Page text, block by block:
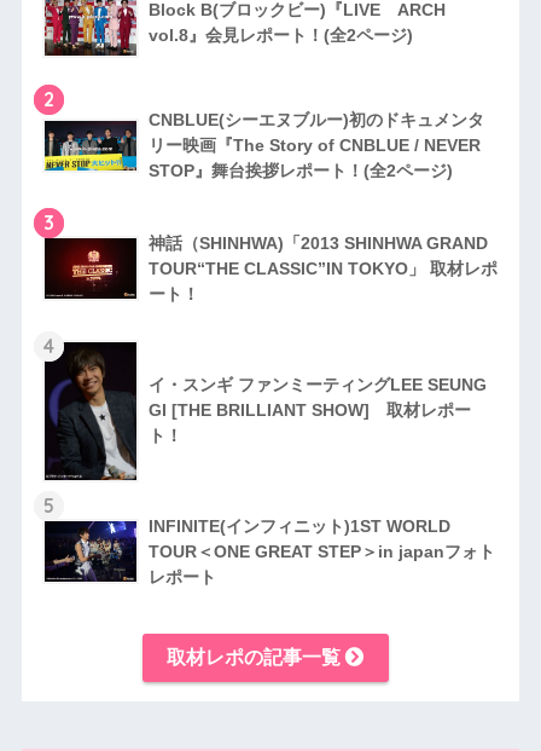
Block B(ブロックビー)『LIVE ARCH
vol.8』会見レポート！(全2ページ)
2
CNBLUE(シーエヌブルー)初のドキュメンタ
リー映画『The Story of CNBLUE / NEVER
STOP』舞台挨拶レポート！(全2ページ)
3
神話（SHINHWA)「2013 SHINHWA GRAND
TOUR“THE CLASSIC”IN TOKYO」 取材レポ
ート！
4
イ・スンギ ファンミーティングLEE SEUNG
GI [THE BRILLIANT SHOW] 取材レポー
ト！
5
INFINITE(インフィニット)1ST WORLD
TOUR＜ONE GREAT STEP＞in japanフォト
レポート
取材レポの記事一覧